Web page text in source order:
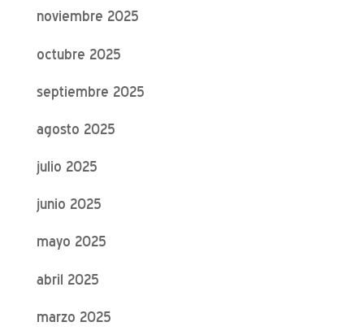
noviembre 2025
octubre 2025
septiembre 2025
agosto 2025
julio 2025
junio 2025
mayo 2025
abril 2025
marzo 2025